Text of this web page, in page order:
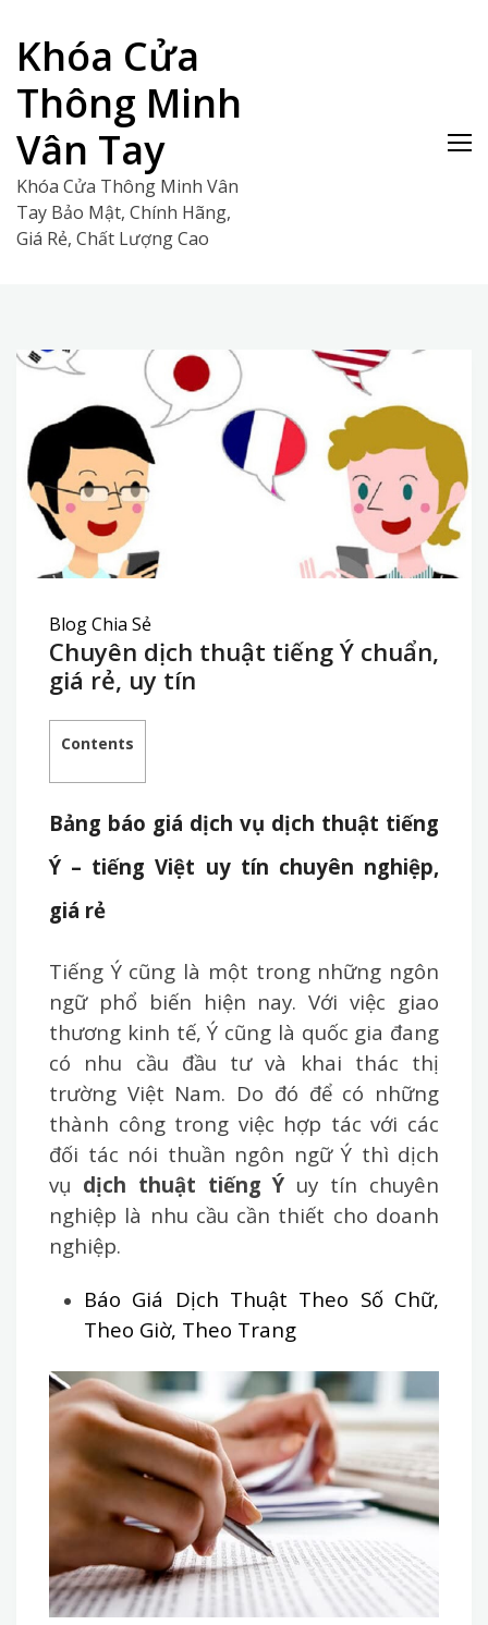
content
Khóa Cửa
Thông Minh
Vân Tay
Khóa Cửa Thông Minh Vân
Tay Bảo Mật, Chính Hãng,
Giá Rẻ, Chất Lượng Cao
Blog Chia Sẻ
Chuyên dịch thuật tiếng Ý chuẩn,
giá rẻ, uy tín
Contents
Bảng báo giá dịch vụ dịch thuật tiếng
Ý – tiếng Việt uy tín chuyên nghiệp,
giá rẻ
Tiếng Ý cũng là một trong những ngôn
ngữ phổ biến hiện nay. Với việc giao
thương kinh tế, Ý cũng là quốc gia đang
có nhu cầu đầu tư và khai thác thị
trường Việt Nam. Do đó để có những
thành công trong việc hợp tác với các
đối tác nói thuần ngôn ngữ Ý thì dịch
vụ dịch thuật tiếng Ý uy tín chuyên
nghiệp là nhu cầu cần thiết cho doanh
nghiệp.
Báo Giá Dịch Thuật Theo Số Chữ,
Theo Giờ, Theo Trang